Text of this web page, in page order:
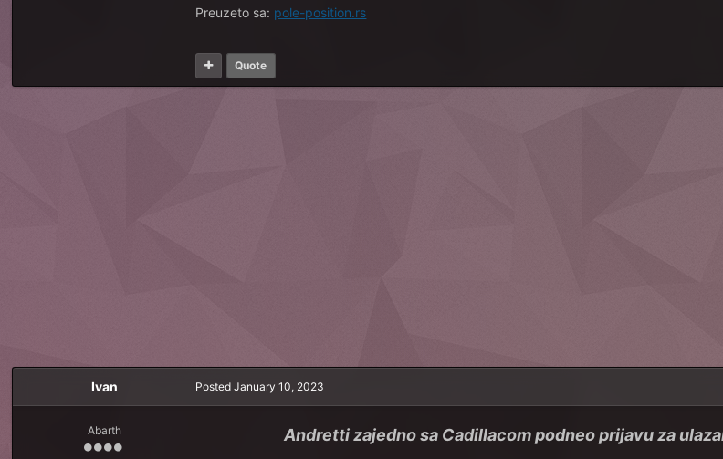
Preuzeto sa: pole-position.rs
Quote
Ivan
Abarth
PostedJanuary 10, 2023
Andretti zajedno sa Cadillacom podneo prijavu za